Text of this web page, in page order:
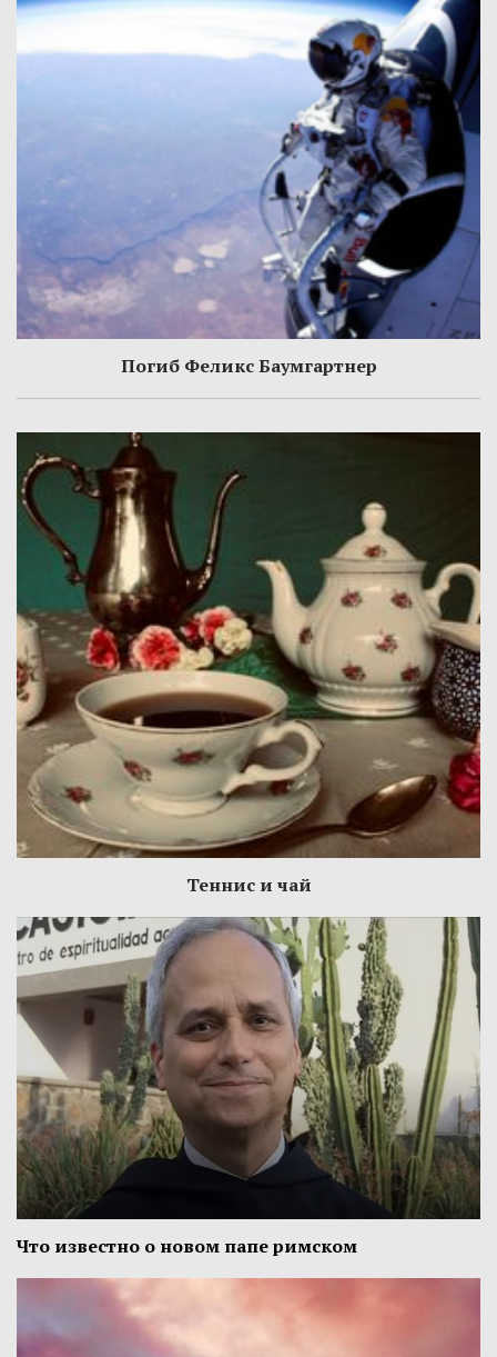
Погиб Феликс Баумгартнер
Теннис и чай
Что известно о новом папе римском